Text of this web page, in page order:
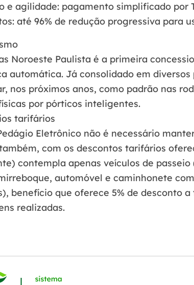
e agilidade: pagamento simplificado por
: até 96% de redução progressiva para
Noroeste Paulista é a primeira
automática. Já consolidado em
nos próximos anos, como padrão nas
por pórticos inteligentes.
tarifários
Eletrônico não é necessário
com os descontos tarifários
contempla apenas veículos de
automóvel e caminhonete
benefício que oferece 5% de desconto
realizadas.